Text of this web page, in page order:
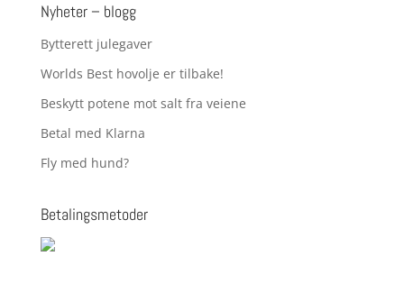
Nyheter – blogg
Bytterett julegaver
Worlds Best hovolje er tilbake!
Beskytt potene mot salt fra veiene
Betal med Klarna
Fly med hund?
Betalingsmetoder